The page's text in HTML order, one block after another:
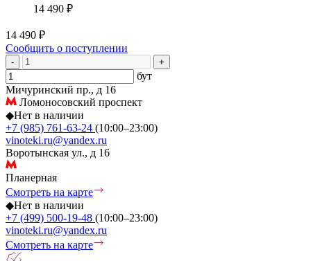
14 490 ₽
14 490 ₽
Сообщить о поступлении
- +
бут
Мичуринский пр., д 16
Ломоносовский проспект
◆Нет в наличии
+7 (985) 761-63-24 (10:00–23:00)
vinoteki.ru@yandex.ru
Воротынская ул., д 16
Планерная
Смотреть на карте
◆Нет в наличии
+7 (499) 500-19-48 (10:00–23:00)
vinoteki.ru@yandex.ru
Смотреть на карте